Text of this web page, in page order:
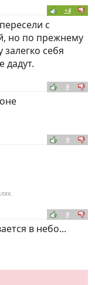
+4
с
но по прежнему
себя
дадут.
0
0
0
в небо...